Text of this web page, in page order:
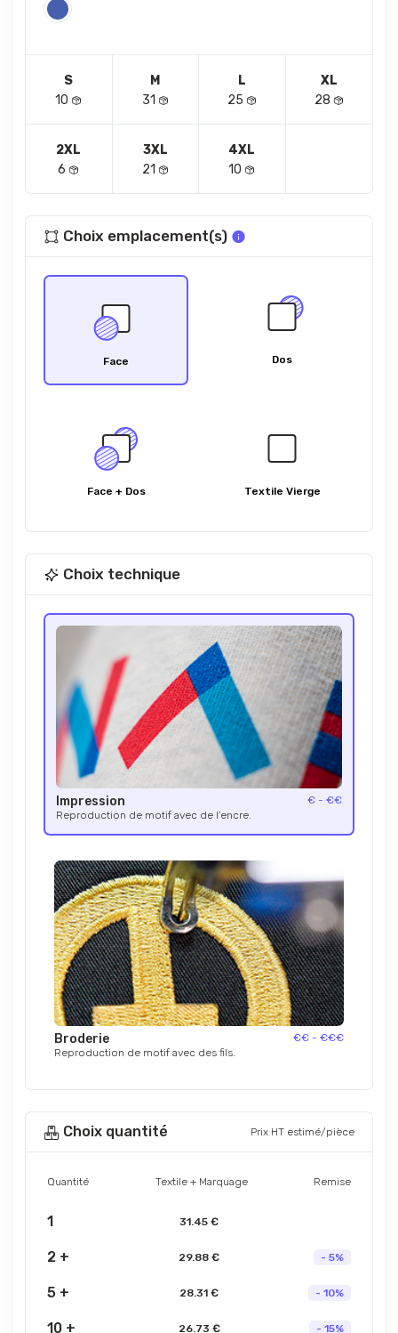
S
10
M
31
L
25
XL
28
2XL
6
3XL
21
4XL
10
Choix emplacement(s)
Face Dos
Face + Dos Textile Vierge
Choix technique
Impression
€ - €€
Reproduction de motif avec de l’encre.
Broderie
€€ - €€€
Reproduction de motif avec des fils.
Choix quantité Prix HT estimé/pièce
Quantité Textile + Marquage Remise
1 31.45 €
2 + 29.88 € - 5%
5 + 28.31 € - 10%
10 + 26.73 € - 15%